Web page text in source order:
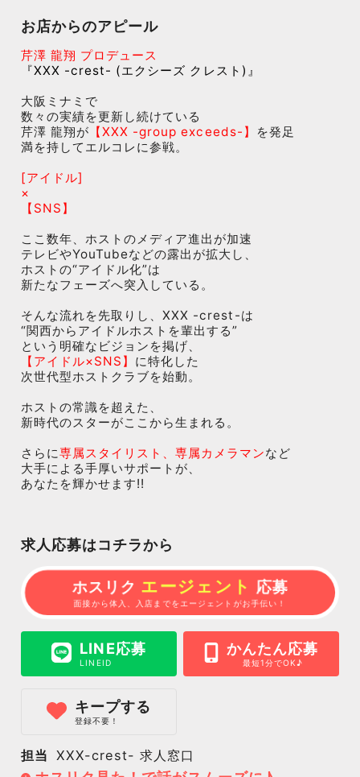
お店からのアピール
芹澤 龍翔 プロデュース
『XXX -crest- (エクシーズ クレスト)』
大阪ミナミで
数々の実績を更新し続けている
芹澤 龍翔が 【XXX -group exceeds-】
を発足
満を持してエルコレに参戦。
[アイドル]
×
【SNS】
ここ数年、ホストのメディア進出が加速
テレビやYouTubeなどの露出が拡大し、
ホストの“アイドル化”は
新たなフェーズへ突入している。
そんな流れを先取りし、XXX -crest-は
“関西からアイドルホストを輩出する”
という明確なビジョンを掲げ、
【アイドル×SNS】 に特化した
次世代型ホストクラブを始動。
ホストの常識を超えた、
新時代のスターがここから生まれる。
さらに専属スタイリスト、専属カメラマンなど
大手による手厚いサポートが、
あなたを輝かせます!!
求人応募はコチラから
ホスリク エージェント 応募
面接から体入、入店までをエージェントがお手伝い！
LINE応募
LINEID
かんたん応募
最短1分でOK♪
キープする
登録不要！
担当 XXX-crest- 求人窓口